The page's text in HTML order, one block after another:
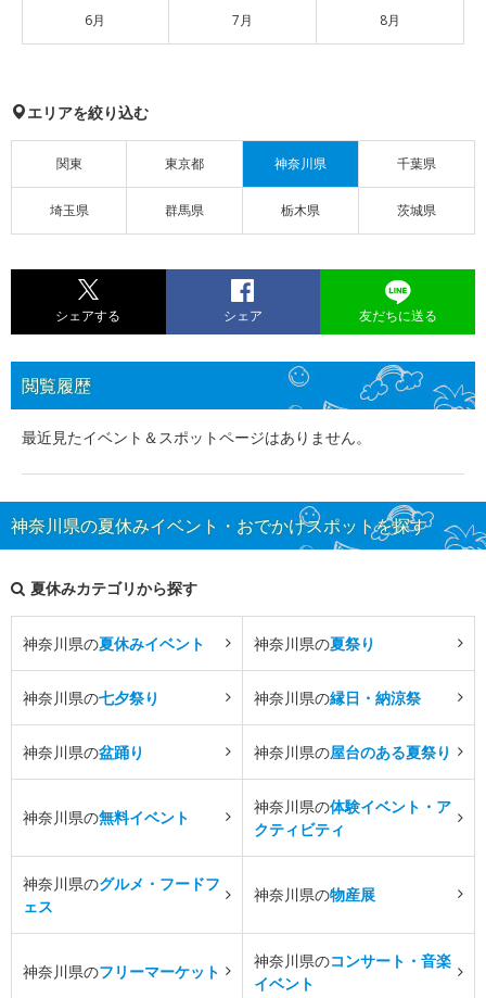
6月 7月 8月
エリアを絞り込む
関東 東京都 神奈川県 千葉県
埼玉県 群馬県 栃木県 茨城県
シェアする シェア 友だちに送る
閲覧履歴
最近見たイベント＆スポットページはありません。
神奈川県の夏休みイベント・おでかけスポットを探す
夏休みカテゴリから探す
神奈川県の夏休みイベント 神奈川県の夏祭り
神奈川県の七夕祭り 神奈川県の縁日・納涼祭
神奈川県の盆踊り 神奈川県の屋台のある夏祭り
神奈川県の無料イベント
神奈川県の体験イベント・ア
クティビティ
神奈川県のグルメ・フードフ
ェス
神奈川県の物産展
神奈川県のフリーマーケット
神奈川県のコンサート・音楽
イベント